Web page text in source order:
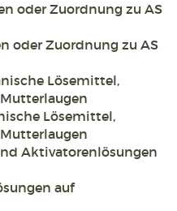
oder Zuordnung zu AS
oder Zuordnung zu AS
Lösemittel,
Lösemittel,
Aktivatorenlösungen
auf